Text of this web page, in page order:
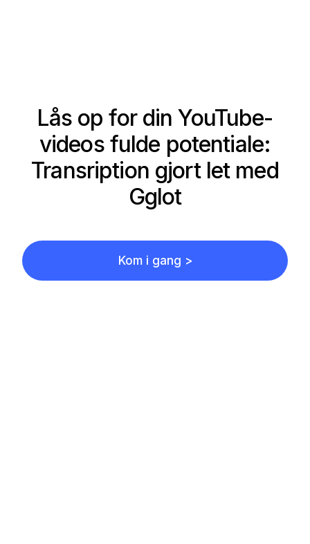
Lås op for din YouTube-
videos fulde potentiale:
Transription gjort let med
Gglot
Kom i gang >